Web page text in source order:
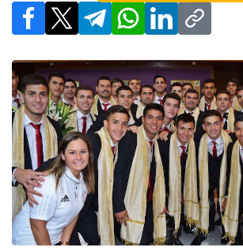
Facebook
X TelegramWhatsApp
LinkedInCopy link